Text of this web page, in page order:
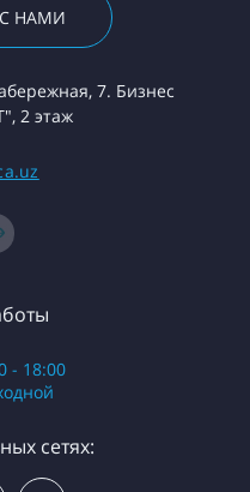
НАМИ
7. Бизнес
2 этаж
- 18:00
сетях: